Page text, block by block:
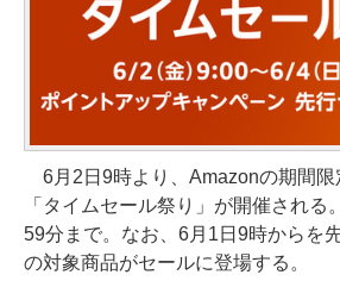
6月2日9時より、Amazonの期間限
「タイムセール祭り」が開催される
59分まで。なお、6月1日9時からを
の対象商品がセールに登場する。